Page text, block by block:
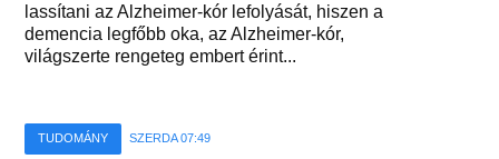
lassítani az Alzheimer-kór lefolyását, hiszen a
demencia legfőbb oka, az Alzheimer-kór,
világszerte rengeteg embert érint...
TUDOMÁNY SZERDA 07:49